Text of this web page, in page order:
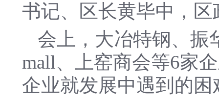
书记、区长黄毕中，
会上，大冶特钢、振
mall、上窑商会等6家
企业就发展中遇到的